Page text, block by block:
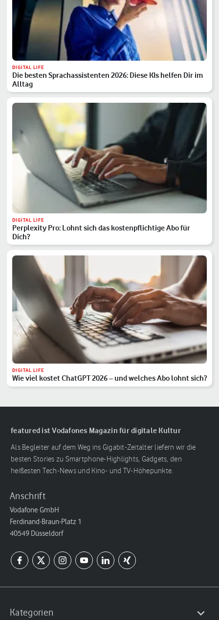
DIGITAL LIFE
Die besten Sprachassistenten 2026: Diese KIs helfen Dir im
Alltag
DIGITAL LIFE
Perplexity Pro: Lohnt sich das kostenpflichtige Abo für
Dich?
DIGITAL LIFE
Wie viel kostet ChatGPT 2026 – und welches Abo lohnt sich?
featured ist Vodafones Magazin für digitale Kultur
Als Begleiter auf dem Weg ins Gigabit-Zeitalter liefern wir die
besten Stories zu Smartphone-Highlights, Gadgets, den
heißesten Tech-News und Kino- und TV-Höhepunkte.
Anschrift
Vodafone GmbH
Ferdinand-Braun-Platz 1
40549 Düsseldorf
Kategorien